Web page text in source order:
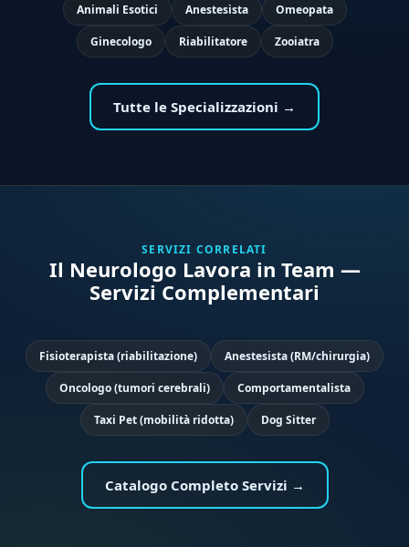
Animali Esotici Anestesista Omeopata
Ginecologo Riabilitatore Zooiatra
Tutte le Specializzazioni →
SERVIZI CORRELATI
Il Neurologo Lavora in Team —
Servizi Complementari
Fisioterapista (riabilitazione) Anestesista (RM/chirurgia)
Oncologo (tumori cerebrali) Comportamentalista
Taxi Pet (mobilità ridotta) Dog Sitter
Catalogo Completo Servizi →